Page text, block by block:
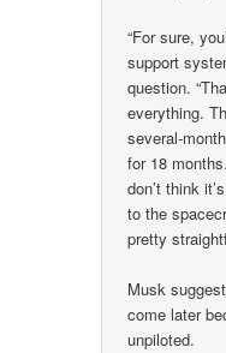
“For sure,
support
question.
everything.
several-
for 18
don’t think
to the
pretty
Musk
come later
unpiloted.